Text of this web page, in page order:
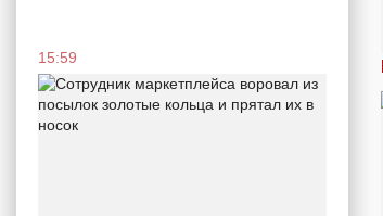
15:59